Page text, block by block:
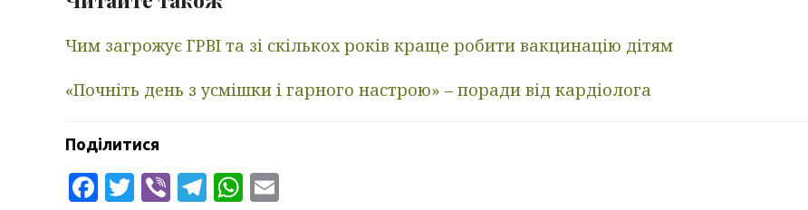
Чим загрожує ГРВІ та зі скількох років краще робити вакцинацію дітям
«Почніть день з усмішки і гарного настрою» – поради від кардіолога
Поділитися
Facebook
Twitter
ViberTelegram
WhatsApp